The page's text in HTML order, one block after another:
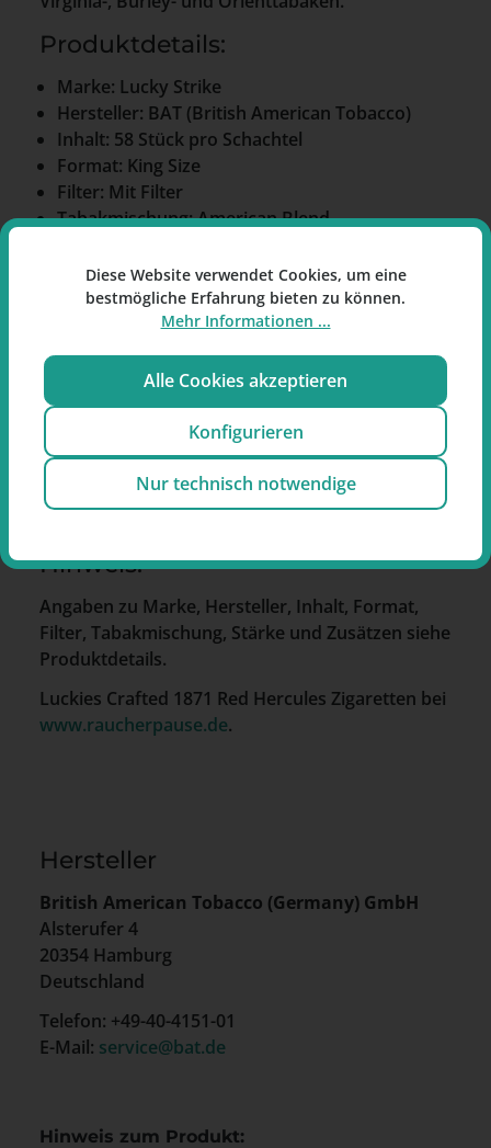
Produktdetails:
Marke: Lucky Strike
Hersteller: BAT (British American Tobacco)
Inhalt: 58 Stück pro Schachtel
Format: King Size
Filter: Mit Filter
Tabakmischung: American Blend
Zusätze: Mit Zusätzen
Weitere Angaben:
Das Hercules-Format bezeichnet die extralange
Ausführung dieser Zigaretten. Die Red-Variante
ist als starke Ausführung angegeben.
Produktbezeichnung:
Luckies Crafted 1871 Red Hercules ist eine
Hinweis:
Angaben zu Marke, Hersteller, Inhalt, Format,
Filter, Tabakmischung, Stärke und Zusätzen siehe
Produktdetails.
Luckies Crafted 1871 Red Hercules Zigaretten bei
www.raucherpause.de.
Hersteller
British American Tobacco (Germany) GmbH
Alsterufer 4
20354 Hamburg
Deutschland
Telefon: +49-40-4151-01
E-Mail: service@bat.de
Hinweis zum Produkt:
Diese Website verwendet Cookies, um eine
bestmögliche Erfahrung bieten zu können.
Mehr Informationen ...
Alle Cookies akzeptieren
Konfigurieren
Nur technisch notwendige